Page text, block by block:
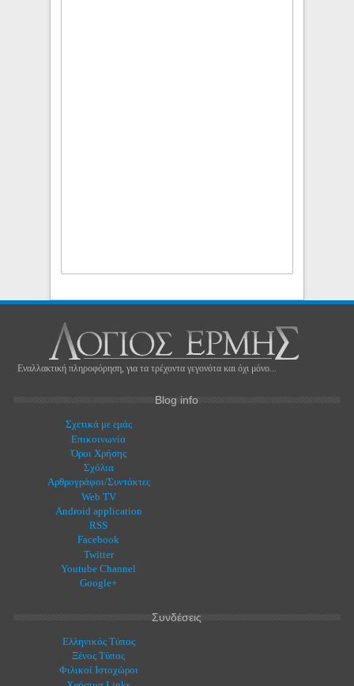
Εναλλακτική πληροφόρηση, για τα τρέχοντα γεγονότα και όχι μόνο...
Blog info
Σχετικά με εμάς
Eπικοινωνία
Όροι Χρήσης
Σχόλια
Αρθρογράφοι/Συντάκτες
Web TV
Android application
RSS
Facebook
Twitter
Youtube Channel
Google+
Συνδέσεις
Ελληνικός Τύπος
Ξένος Τύπος
Φιλικοί Ιστοχώροι